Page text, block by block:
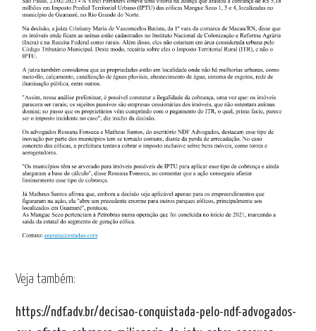
Veja também:
https://ndf.adv.br/decisao-conquistada-pelo-ndf-advogados-